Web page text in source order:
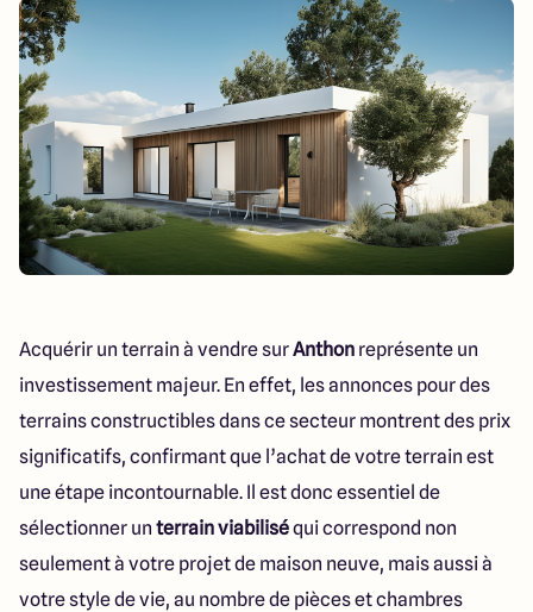
Acquérir un terrain à vendre surAnthon représente un
investissement majeur. En effet, les annonces pour des
terrains constructibles dans ce secteur montrent des prix
significatifs, confirmant que l’achat de votre terrain est
une étape incontournable. Il est donc essentiel de
sélectionner un terrain viabiliséqui correspond non
seulement à votre projet de maison neuve, mais aussi à
votre style de vie, au nombre de pièces et chambres